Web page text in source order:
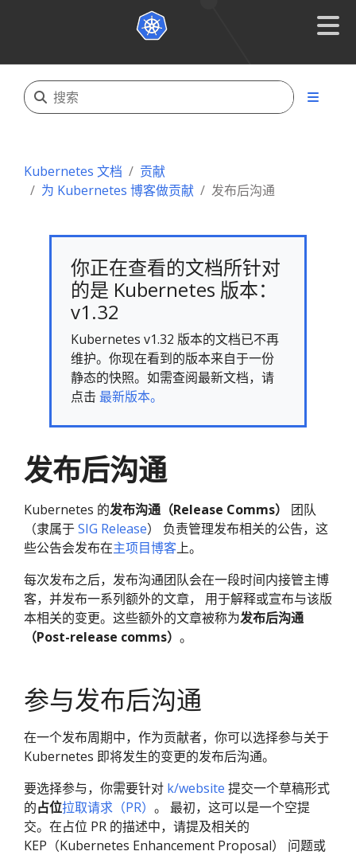
Kubernetes 文档
贡献
为 Kubernetes 博客做贡献
发布后沟通
你正在查看的文档所针对
的是 Kubernetes 版本：
v1.32
Kubernetes v1.32 版本的文档已不再
维护。你现在看到的版本来自于一份
静态的快照。如需查阅最新文档，请
点击 最新版本。
发布后沟通
Kubernetes 的发布沟通（Release Comms）
团队
（隶属于SIG Release） 负责管理发布相关的公告，这
些公告会发布在主项目博客上。
每次发布之后，发布沟通团队会在一段时间内接管主博
客，并发布一系列额外的文章， 用于解释或宣布与该版
本相关的变更。这些额外的文章被称为发布后沟通
（Post-release comms） 。
参与发布后沟通
在一个发布周期中，作为贡献者，你可以选择参与关于
Kubernetes 即将发生的变更的发布后沟通。
要选择参与，你需要针对 k/website 提交一个草稿形式
的占位拉取请求（PR） 。 最初，这可以是一个空提
交。在占位 PR 的描述中，请提及相关的
KEP（Kubernetes Enhancement Proposal） 问题或